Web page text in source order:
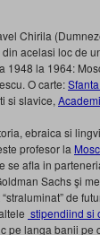
Chirila
acelasi loc de
la 1964:
O carte:
si slavice,
ebraica si
profesor la
se afla in
Sachs şi
de
stipendiind si
pe langa banii pe